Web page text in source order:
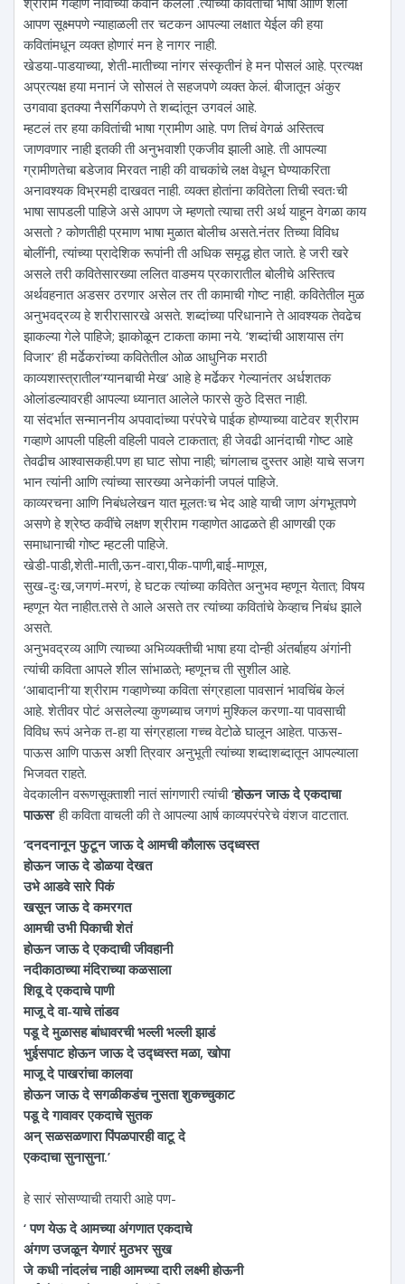
आपण सूक्ष्मपणे न्याहाळली तर चटकन आपल्या लक्षात येईल की हया
कवितांमधून व्यक्त होणारं मन हे नागर नाही.
खेडया-पाडयाच्या, शेती-मातीच्या नांगर संस्कृतीनं हे मन पोसलं आहे. प्रत्यक्ष
अप्रत्यक्ष हया मनानं जे सोसलं ते सहजपणे व्यक्त केलं. बीजातून अंकुर
उगवावा इतक्या नैसर्गिकपणे ते शब्दांतून उगवलं आहे.
म्हटलं तर हया कवितांची भाषा ग्रामीण आहे. पण तिचं वेगळं अस्तित्व
जाणवणार नाही इतकी ती अनुभवाशी एकजीव झाली आहे. ती आपल्या
ग्रामीणतेचा बडेजाव मिरवत नाही की वाचकांचे लक्ष वेधून घेण्याकरिता
अनावश्यक विभ्रमही दाखवत नाही. व्यक्त होतांना कवितेला तिची स्वतःची
भाषा सापडली पाहिजे असे आपण जे म्हणतो त्याचा तरी अर्थ याहून वेगळा काय
असतो ? कोणतीही प्रमाण भाषा मुळात बोलीच असते.नंतर तिच्या विविध
बोलींनी, त्यांच्या प्रादेशिक रूपांनी ती अधिक समृद्ध होत जाते. हे जरी खरे
असले तरी कवितेसारख्या ललित वाङमय प्रकारातील बोलीचे अस्तित्व
अर्थवहनात अडसर ठरणार असेल तर ती कामाची गोष्ट नाही. कवितेतील मुळ
अनुभवद्रव्य हे शरीरासारखे असते. शब्दांच्या परिधानाने ते आवश्यक तेवढेच
झाकल्या गेले पाहिजे; झाकोळून टाकता कामा नये. ‘शब्दांची आशयास तंग
विजार’ ही मर्ढेकरांच्या कवितेतील ओळ आधुनिक मराठी
काव्यशास्त्रातील‘ग्यानबाची मेख’ आहे हे मर्ढेकर गेल्यानंतर अर्धशतक
ओलांडल्यावरही आपल्या ध्यानात आलेले फारसे कुठे दिसत नाही.
या संदर्भात सन्माननीय अपवादांच्या परंपरेचे पाईक होण्याच्या वाटेवर श्रीराम
गव्हाणे आपली पहिली वहिली पावले टाकतात; ही जेवढी आनंदाची गोष्ट आहे
तेवढीच आश्वासकही.पण हा घाट सोपा नाही; चांगलाच दुस्तर आहे! याचे सजग
भान त्यांनी आणि त्यांच्या सारख्या अनेकांनी जपलं पाहिजे.
काव्यरचना आणि निबंधलेखन यात मूलतःच भेद आहे याची जाण अंगभूतपणे
असणे हे श्रेष्ठ कवींचे लक्षण श्रीराम गव्हाणेत आढळते ही आणखी एक
समाधानाची गोष्ट म्हटली पाहिजे.
खेडी-पाडी,शेती-माती,ऊन-वारा,पीक-पाणी,बाई-माणूस,
सुख-दुःख,जगणं-मरणं, हे घटक त्यांच्या कवितेत अनुभव म्हणून येतात; विषय
म्हणून येत नाहीत.तसे ते आले असते तर त्यांच्या कवितांचे केव्हाच निबंध झाले
असते.
अनुभवद्रव्य आणि त्याच्या अभिव्यक्तीची भाषा हया दोन्ही अंतर्बाहय अंगांनी
त्यांची कविता आपले शील सांभाळते; म्हणूनच ती सुशील आहे.
‘आबादानी’या श्रीराम गव्हाणेच्या कविता संग्रहाला पावसानं भावचिंब केलं
आहे. शेतीवर पोटं असलेल्या कुणब्याच जगणं मुश्किल करणा-या पावसाची
विविध रूपं अनेक त-हा या संग्रहाला गच्च वेटोळे घालून आहेत. पाऊस-
पाऊस आणि पाऊस अशी त्रिवार अनुभूती त्यांच्या शब्दाशब्दातून आपल्याला
भिजवत राहते.
वेदकालीन वरूणसूक्ताशी नातं सांगणारी त्यांची‘होऊन जाऊ दे एकदाचा
पाऊस’ही कविता वाचली की ते आपल्या आर्ष काव्यपरंपरेचे वंशज वाटतात.
‘दनदनानून फुटून जाऊ दे आमची कौलारू उद्ध्वस्त
होऊन जाऊ दे डोळया देखत
उभे आडवे सारे पिकं
खसून जाऊ दे कमरगत
आमची उभी पिकाची शेतं
होऊन जाऊ दे एकदाची जीवहानी
नदीकाठाच्या मंदिराच्या कळसाला
शिवू दे एकदाचे पाणी
माजू दे वा-याचे तांडव
पडू दे मुळासह बांधावरची भल्ली भल्ली झाडं
भुईसपाट होऊन जाऊ दे उद्ध्वस्त मळा, खोपा
माजू दे पाखरांचा कालवा
होऊन जाऊ दे सगळीकडंच नुसता शुकच्चुकाट
पडू दे गावावर एकदाचे सुतक
अन्‌ सळसळणारा पिंपळपारही वाटू दे
एकदाचा सुनासुना.’
हे सारं सोसण्याची तयारी आहे पण-
‘ पण येऊ दे आमच्या अंगणात एकदाचे
अंगण उजळून येणारं मुठभर सुख
जे कधी नांदलंच नाही आमच्या दारी लक्ष्मी होऊनी